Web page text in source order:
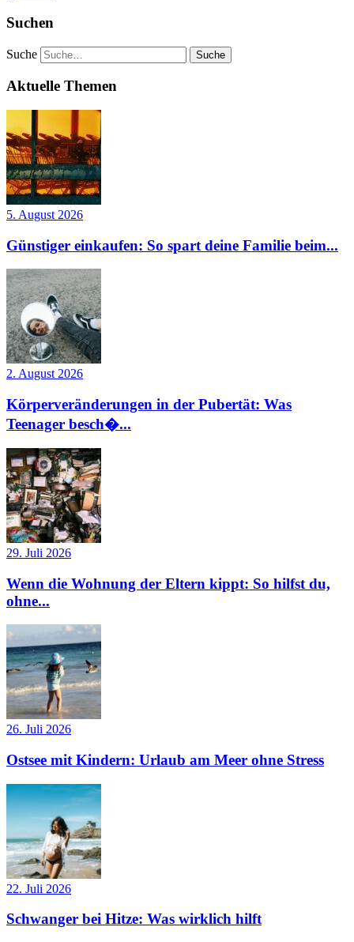
Suchen
Suche
Aktuelle Themen
5. August 2026
Günstiger einkaufen: So spart deine Familie beim...
2. August 2026
Körperveränderungen in der Pubertät: Was
Teenager besch�...
29. Juli 2026
Wenn die Wohnung der Eltern kippt: So hilfst du,
ohne...
26. Juli 2026
Ostsee mit Kindern: Urlaub am Meer ohne Stress
22. Juli 2026
Schwanger bei Hitze: Was wirklich hilft